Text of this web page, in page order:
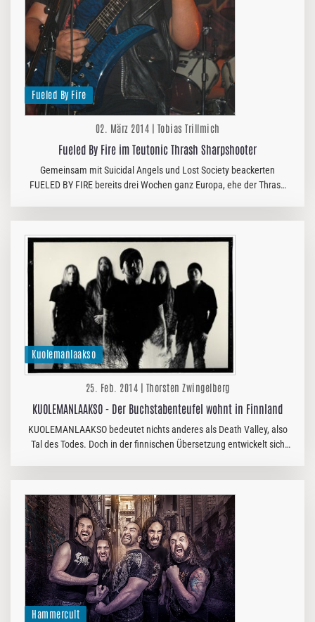
Fueled By Fire
02. März 2014 | Tobias Trillmich
Fueled By Fire im Teutonic Thrash Sharpshooter
Gemeinsam mit Suicidal Angels und Lost Society beackerten
FUELED BY FIRE bereits drei Wochen ganz Europa, ehe der Thrash
Kuolemanlaakso
25. Feb. 2014 | Thorsten Zwingelberg
KUOLEMANLAAKSO - Der Buchstabenteufel wohnt in Finnland
KUOLEMANLAAKSO bedeutet nichts anderes als Death Valley, also
Tal des Todes. Doch in der finnischen Übersetzung entwickelt sich
Hammercult